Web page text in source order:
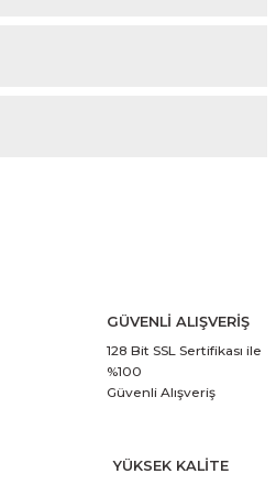
GÜVENLİ ALIŞVERİŞ
128 Bit SSL Sertifikası ile
%100
Güvenli Alışveriş
YÜKSEK KALİTE